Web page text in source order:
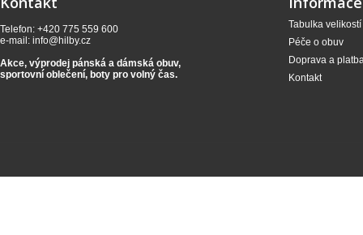
Telefon: +420 775 559 600
e-mail: info@hilby.cz
Akce, výprodej pánská a dámská obuv,
sportovní oblečení, boty pro volný čas.
Tabulka velikostí
Péče o obuv
Doprava a
Kontakt